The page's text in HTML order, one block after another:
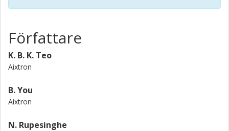
Författare
K. B. K. Teo
Aixtron
B. You
Aixtron
N. Rupesinghe